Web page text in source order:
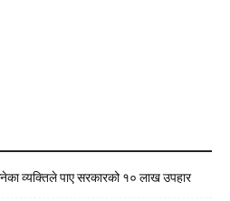
व्यक्तिले पाए सरकारको १० लाख उपहार